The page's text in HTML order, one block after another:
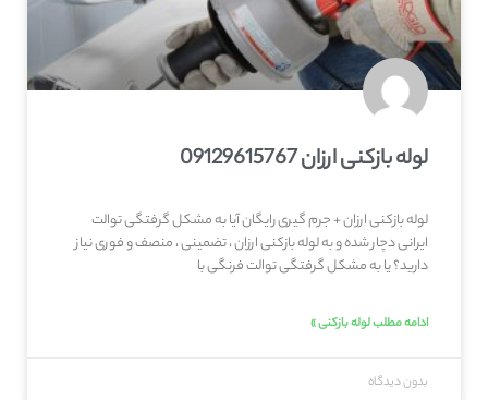
لوله بازکنی ارزان 09129615767
لوله بازکنی ارزان + جرم گیری رایگان آیا به مشکل گرفتگی توالت
ایرانی دچار شده و به لوله بازکنی ارزان ، تضمینی ، منصف و فوری نیاز
دارید؟ یا به مشکل گرفتگی توالت فرنگی با
ادامه مطلب لوله بازکنی »
بدون دیدگاه